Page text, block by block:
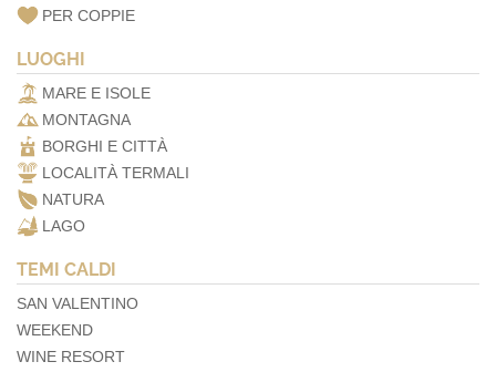
PER COPPIE
LUOGHI
MARE E ISOLE
MONTAGNA
BORGHI E CITTÀ
LOCALITÀ TERMALI
NATURA
LAGO
TEMI CALDI
SAN VALENTINO
WEEKEND
WINE RESORT